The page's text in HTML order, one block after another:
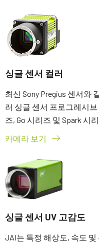
싱글 센서 컬러
최신 Sony Pregius 센서와
러 싱글 센서 프로그레시
즈, Go 시리즈 및 Spark 시
카메라 보기
싱글 센서 UV 고감도
JAI는 특정 해상도, 속도